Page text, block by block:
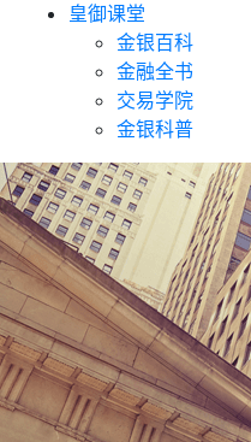
皇御课堂
金银百科
金融全书
交易学院
金银科普